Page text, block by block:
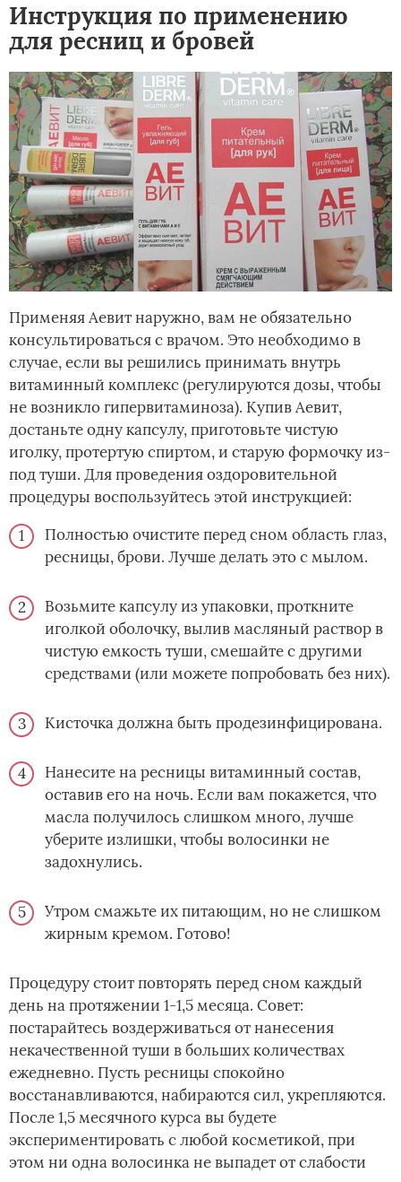
Инструкция по применению
для ресниц и бровей
Применяя Аевит наружно, вам не обязательно
консультироваться с врачом. Это необходимо в
случае, если вы решились принимать внутрь
витаминный комплекс (регулируются дозы, чтобы
не возникло гипервитаминоза). Купив Аевит,
достаньте одну капсулу, приготовьте чистую
иголку, протертую спиртом, и старую формочку из-
под туши. Для проведения оздоровительной
процедуры воспользуйтесь этой инструкцией:
Полностью очистите перед сном область глаз,
ресницы, брови. Лучше делать это с мылом.
Возьмите капсулу из упаковки, проткните
иголкой оболочку, вылив масляный раствор в
чистую емкость туши, смешайте с другими
средствами (или можете попробовать без них).
Кисточка должна быть продезинфицирована.
Нанесите на ресницы витаминный состав,
оставив его на ночь. Если вам покажется, что
масла получилось слишком много, лучше
уберите излишки, чтобы волосинки не
задохнулись.
Утром смажьте их питающим, но не слишком
жирным кремом. Готово!
Процедуру стоит повторять перед сном каждый
день на протяжении 1-1,5 месяца. Совет:
постарайтесь воздерживаться от нанесения
некачественной туши в больших количествах
ежедневно. Пусть ресницы спокойно
восстанавливаются, набираются сил, укрепляются.
После 1,5 месячного курса вы будете
экспериментировать с любой косметикой, при
этом ни одна волосинка не выпадет от слабости